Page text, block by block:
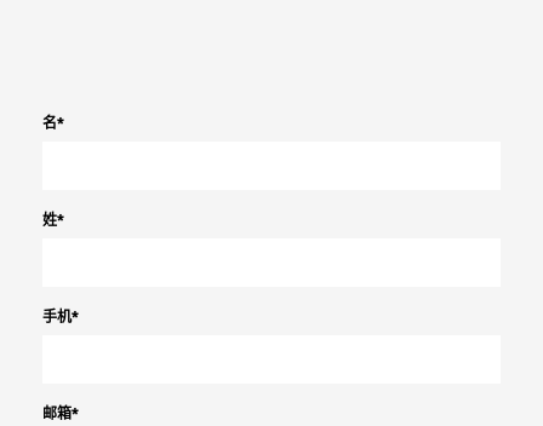
名*
姓*
手机*
邮箱*